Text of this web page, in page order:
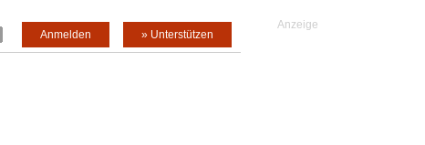
» Unterstützen
Anmelden